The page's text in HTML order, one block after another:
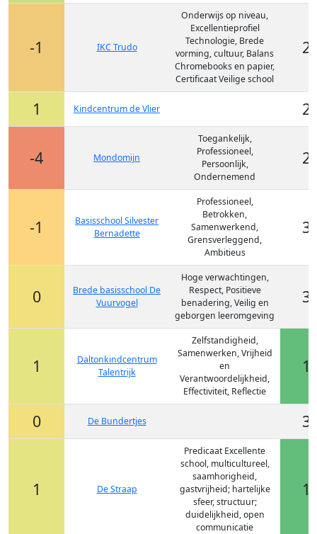
-1 IKC Trudo
Onderwijs op niveau,
Excellentieprofiel
Technologie, Brede
vorming, cultuur, Balans
Chromebooks en papier,
Certificaat Veilige school
1 Kindcentrum de Vlier
-4 Mondomijn
Toegankelijk,
Professioneel,
Persoonlijk,
Ondernemend
-1
Basisschool Silvester
Bernadette
Professioneel,
Betrokken,
Samenwerkend,
Grensverleggend,
Ambitieus
0
Brede basisschool De
Vuurvogel
Hoge verwachtingen,
Respect, Positieve
benadering, Veilig en
geborgen leeromgeving
1
Daltonkindcentrum
Talentrijk
Zelfstandigheid,
Samenwerken, Vrijheid
en
Verantwoordelijkheid,
Effectiviteit, Reflectie
0 De Bundertjes
1 De Straap
Predicaat Excellente
school, multicultureel,
saamhorigheid,
gastvrijheid; hartelijke
sfeer, structuur;
duidelijkheid, open
communicatie